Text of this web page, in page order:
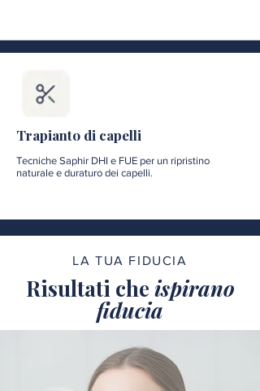
Trapianto di capelli
Tecniche Saphir DHI e FUE per un ripristino
naturale e duraturo dei capelli.
LA TUA FIDUCIA
Risultati che ispirano
fiducia